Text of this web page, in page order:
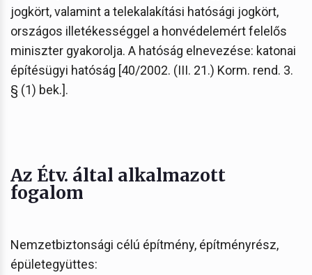
jogkört, valamint a telekalakítási hatósági jogkört,
országos illetékességgel a honvédelemért felelős
miniszter gyakorolja. A hatóság elnevezése: katonai
építésügyi hatóság [40/2002. (III. 21.) Korm. rend. 3.
§ (1) bek.].
Az Étv. által alkalmazott
fogalom
Nemzetbiztonsági célú építmény, építményrész,
épületegyüttes: